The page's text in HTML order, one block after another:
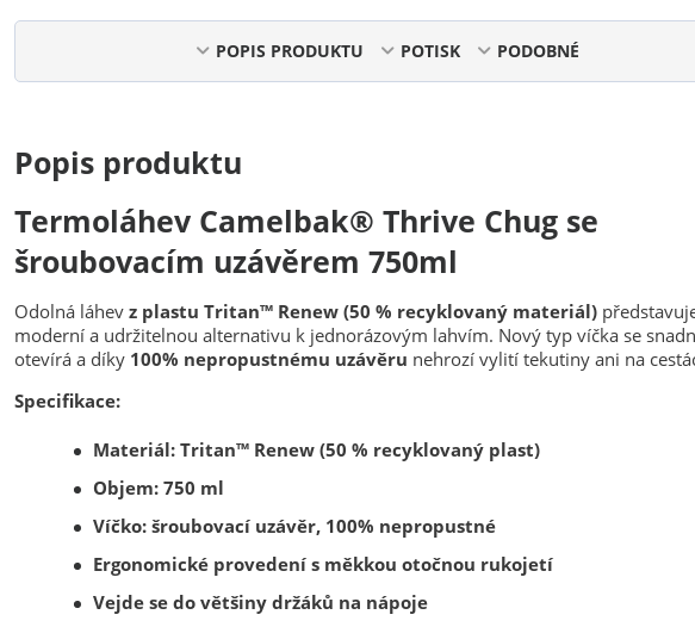
POPIS PRODUKTU POTISK PODOBNÉ
Popis produktu
Termoláhev Camelbak® Thrive Chug se
šroubovacím uzávěrem 750ml
Odolná láhev z plastu Tritan™ Renew (50 % recyklovaný materiál)
moderní a udržitelnou alternativu k jednorázovým lahvím. Nový typ víčka se
otevírá a díky 100% nepropustnému uzávěru nehrozí vylití tekutiny ani na
Specifikace:
Materiál: Tritan™ Renew (50 % recyklovaný plast)
Objem: 750 ml
Víčko: šroubovací uzávěr, 100% nepropustné
Ergonomické provedení s měkkou otočnou rukojetí
Vejde se do většiny držáků na nápoje